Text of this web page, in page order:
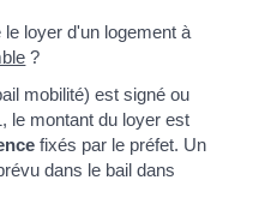
loyer d'un logement à
?
mobilité) est signé ou
le montant du loyer est
fixés par le préfet. Un
dans le bail dans